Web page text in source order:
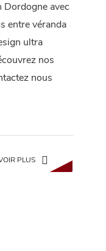
Dordogne avec
entre véranda
ultra
nos
nous
PLUS